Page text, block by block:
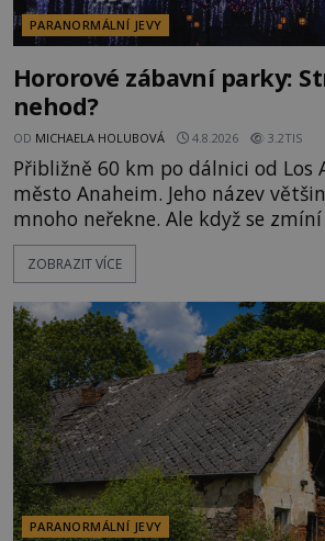
PARANORMÁLNÍ JEVY
Hororové zábavní parky:
nehod?
OD MICHAELA HOLUBOVÁ 4.8.2026 3.2TIS
Přibližně 60 km po dálnici od Los
město Anaheim. Jeho název
mnoho neřekne. Ale když se
Disneyland, je hned jasno. Zábavní park vyroste na
poklidném místě bývalého sadu
kolem 17 000 000 zábavychtivých
velká snaha to utajit, někteří z
ZOBRAZIT VÍCE
PARANORMÁLNÍ JEVY